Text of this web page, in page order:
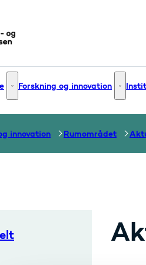
Uddannelse - Flere links
Forskning og innovation
innovation Rumområdet